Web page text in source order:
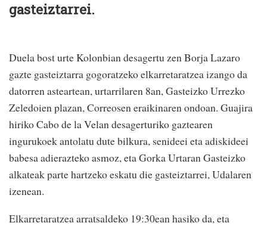
gasteiztarrei.
Duela bost urte Kolonbian desagertu zen Borja Lazaro
gazte gasteiztarra gogoratzeko elkarretaratzea izango da
datorren asteartean, urtarrilaren 8an, Gasteizko Urrezko
Zeledoien plazan, Correosen eraikinaren ondoan. Guajira
hiriko Cabo de la Velan desagerturiko gaztearen
ingurukoek antolatu dute bilkura, senideei eta adiskideei
babesa adierazteko asmoz, eta Gorka Urtaran Gasteizko
alkateak parte hartzeko eskatu die gasteiztarrei, Udalaren
izenean.
Elkarretaratzea arratsaldeko 19:30ean hasiko da, eta